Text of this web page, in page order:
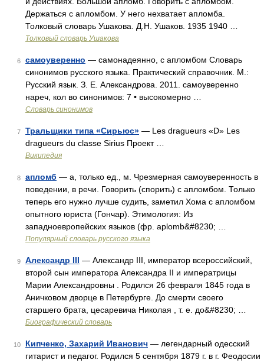
Держаться с апломбом. У него нехватает апломба.
Толковый словарь Ушакова. Д.Н. Ушаков. 1935 1940 …
Толковый словарь Ушакова
6 самоуверенно — самонадеянно, с апломбом Словарь
синонимов русского языка. Практический справочник. М.:
Русский язык. З. Е. Александрова. 2011. самоуверенно
нареч, кол во синонимов: 7 • высокомерно …
Словарь синонимов
7 Тральщики типа «Сирьюс» — Les dragueurs «D» Les
dragueurs du classe Sirius Проект …
Википедия
8 апломб — а, только ед., м. Чрезмерная самоуверенность в
поведении, в речи. Говорить (спорить) с апломбом. Только
теперь его нужно лучше судить, заметил Хома с апломбом
опытного юриста (Гончар). Этимология: Из
западноевропейских языков (фр. aplomb&#8230; …
Популярный словарь русского языка
9 Александр III — Александр III, император всероссийский,
второй сын императора Александра II и императрицы
Марии Александровны . Родился 26 февраля 1845 года в
Аничковом дворце в Петербурге. До смерти своего
старшего брата, цесаревича Николая , т. е. до&#8230; …
Биографический словарь
10 Кипченко, Захарий Иванович — легендарный одесский
гитарист и педагог. Родился 5 сентября 1879 г. в г. Феодосии